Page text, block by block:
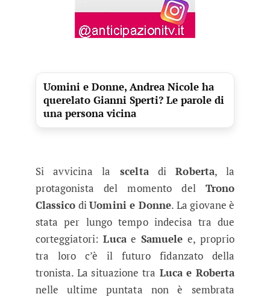
Uomini e Donne, Andrea Nicole ha
querelato Gianni Sperti? Le parole di
una persona vicina
Si avvicina la sceltadiRoberta, la
protagonista del momento del Trono
Classico diUomini e Donne. La giovane è
stata per lungo tempo indecisa tra due
corteggiatori:Lucae Samuele e, proprio
tra loro c’è il futuro fidanzato della
tronista. La situazione tra Luca e Roberta
nelle ultime puntata non è sembrata